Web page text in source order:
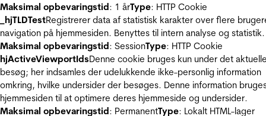
Maksimal opbevaringstid: 1 årType: HTTP Cookie
_hjTLDTestRegistrerer data af statistisk karakter over flere
navigation på hjemmesiden. Benyttes til intern analyse og statistik.
Maksimal opbevaringstid: SessionType: HTTP Cookie
hjActiveViewportIdsDenne cookie bruges kun under det
besøg; her indsamles der udelukkende ikke-personlig information
omkring, hvilke undersider der besøges. Denne information
hjemmesiden til at optimere deres hjemmeside og undersider.
Maksimal opbevaringstid: PermanentType: Lokalt HTML-lager